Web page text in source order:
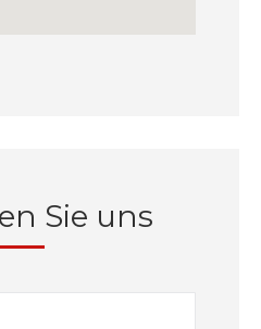
Sie uns